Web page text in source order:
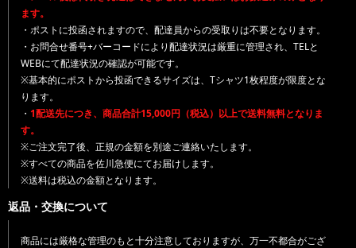
ます。
・ポストに投函されますので、配達員からの受取りは不要となります。
・お問合せ番号+バーコードにより配達状況は厳重に管理され、TELと
WEBにて配達状況の確認が可能です。
※基本的にポストから投函できるサイズは、Tシャツ1枚程度が限度とな
ります。
・ 1配送先につき、商品合計15,000円（税込）以上で送料無料となりま
す。
※ご注文完了後、正規の金額を別途ご連絡いたします。
※すべての商品を佐川急便にてお届けします。
※送料は税込の金額となります。
返品・交換について
商品には厳格な管理のもと十分注意しておりますが、万一不都合がござ